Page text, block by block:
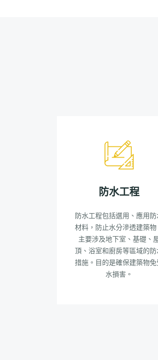
防水工程
防水工程包括選用、應用防
材料，防止水分滲透建築物
主要涉及地下室、基礎、
頂、浴室和廚房等區域的防
措施。目的是確保建築物免
水損害。